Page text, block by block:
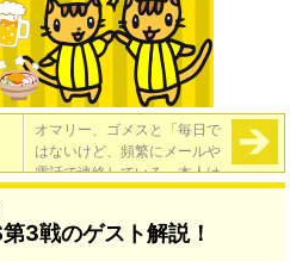
オマリー、ゴメスと「毎日で
はないけど、頻繁にメールや
電話で連絡している。本人は
『残りたい』と言っている。
が決める事」
3戦のゲスト解説！